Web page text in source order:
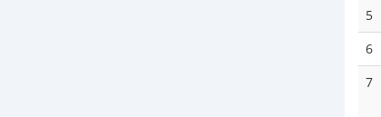
5
6
7